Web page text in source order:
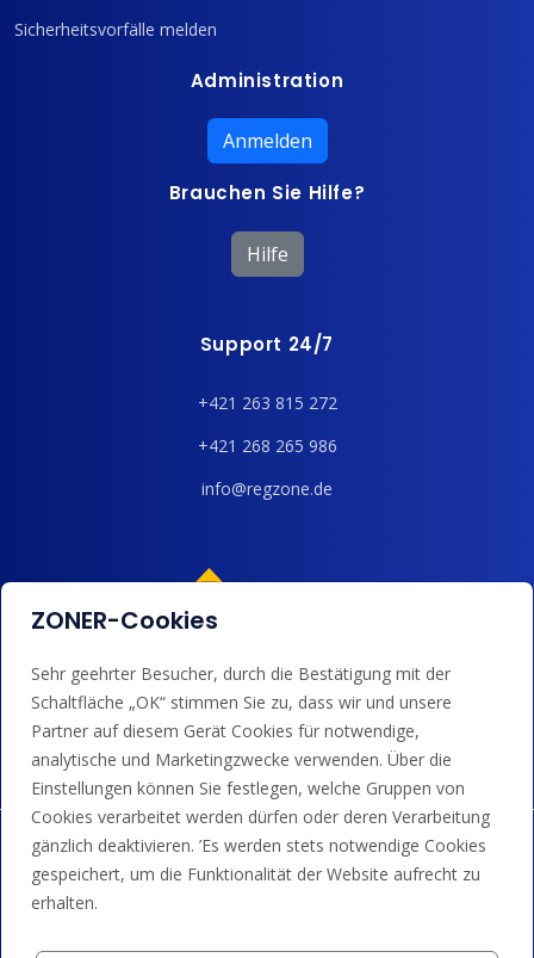
Sicherheitsvorfälle melden
Administration
Anmelden
Brauchen Sie Hilfe?
Hilfe
Support 24/7
+421 263 815 272
+421 268 265 986
info@regzone.de
Wir akzeptieren Kartenzahlungen, Google/Apple Pay,
Banküberweisungen und Guthaben.
ZONER-Cookies
Sehr geehrter Besucher, durch die Bestätigung mit der
Schaltfläche „OK“ stimmen Sie zu, dass wir und unsere
Partner auf diesem Gerät Cookies für notwendige,
analytische und Marketingzwecke verwenden. Über die
Einstellungen können Sie festlegen, welche Gruppen von
Cookies verarbeitet werden dürfen oder deren Verarbeitung
gänzlich deaktivieren. ’Es werden stets notwendige Cookies
gespeichert, um die Funktionalität der Website aufrecht zu
erhalten.